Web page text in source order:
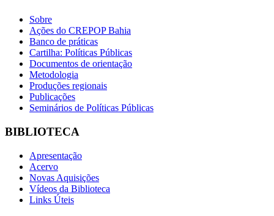
Sobre
Ações do CREPOP Bahia
Banco de práticas
Cartilha: Políticas Públicas
Documentos de orientação
Metodologia
Produções regionais
Publicações
Seminários de Políticas Públicas
BIBLIOTECA
Apresentação
Acervo
Novas Aquisições
Vídeos da Biblioteca
Links Úteis